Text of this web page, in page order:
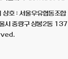
: 서울우유협동조합 |
울시 중랑구 상봉2